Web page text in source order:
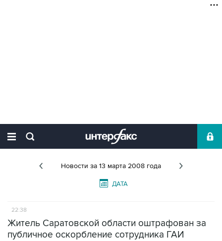
Новости за 13 марта 2008 года
ДАТА
22:38
Житель Саратовской области оштрафован за
публичное оскорбление сотрудника ГАИ